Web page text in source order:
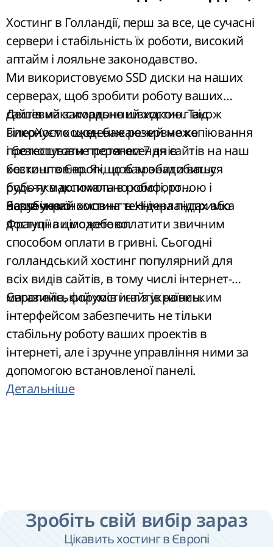
яка працює цілодобово і без вихідних. У
нас ви можете замовити
звичайнийвіртуальний
хостинг,безлімітний хостингі реселлінг з
локацією в Європі.
Хостинг в Голландії, перш за все, це сучасні
сервери і стабільність їх роботи, високий
аптайм і лояльне законодавство.
Ми використовуємо SSD диски на наших
серверах, щоб зробити роботу ваших
сайтів максимально швидкою. Також
виконуємо щоденне резервне копіювання
і безкоштовне перенесення сайтів на наш
хостинг в Європі, щоб зробити вашу
роботу максимально комфортною і
безпечною.
Дешевий закордонний хостингвід
ГіперХост кожен бажаючий може
протестувати протягом 7 днів
безкоштовно. Якщо вам знадобиться
будь-яка допомога в роботі, то
нашаукраїномовна технічна підтримка
доступна цілодобово.
Зарубіжний хостинг в Нідерландах або
Франції ви можете оплатити звичним
способом оплати в гривні. Сьогодні
голландський хостинг популярний для
всіх видів сайтів, в тому числі інтернет-
магазинів, форумів і сайтів новин.
Європейський хостинг з українським
інтерфейсомзабезпечить не тільки
стабільну роботу ваших проектів в
інтернеті, але і зручне управління ними за
допомогою встановленої панелі.
Детальніше
Зробіть свій вибір зараз
Цікавить хостинг в Європі